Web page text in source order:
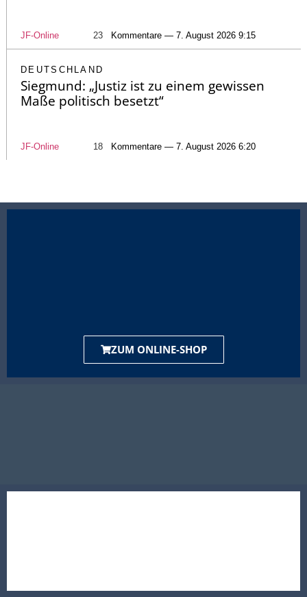
JF-Online 23 Kommentare — 7. August 2026 9:15
DEUTSCHLAND
Siegmund: „Justiz ist zu einem gewissen
Maße politisch besetzt“
JF-Online 18 Kommentare — 7. August 2026 6:20
ZUM ONLINE-SHOP